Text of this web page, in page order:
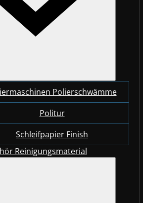
Polierschwämme
Politur
Schleifpapier Finish
Reinigungsmaterial